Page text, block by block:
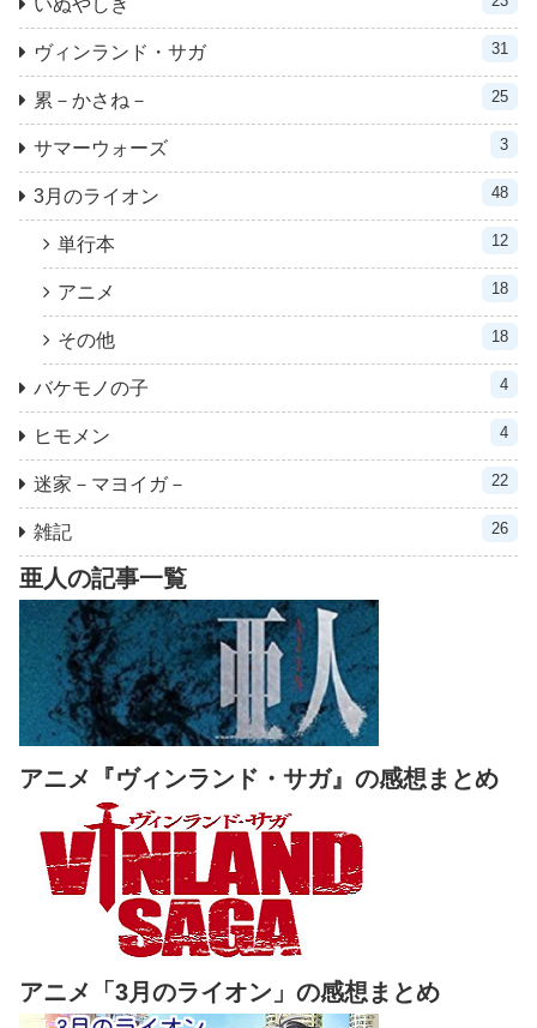
いぬやしき
ヴィンランド・サガ 31
累－かさね－ 25
サマーウォーズ 3
3月のライオン 48
単行本 12
アニメ 18
その他 18
バケモノの子 4
ヒモメン 4
迷家－マヨイガ－ 22
雑記 26
亜人の記事一覧
アニメ『ヴィンランド・サガ』の感想まとめ
アニメ「3月のライオン」の感想まとめ